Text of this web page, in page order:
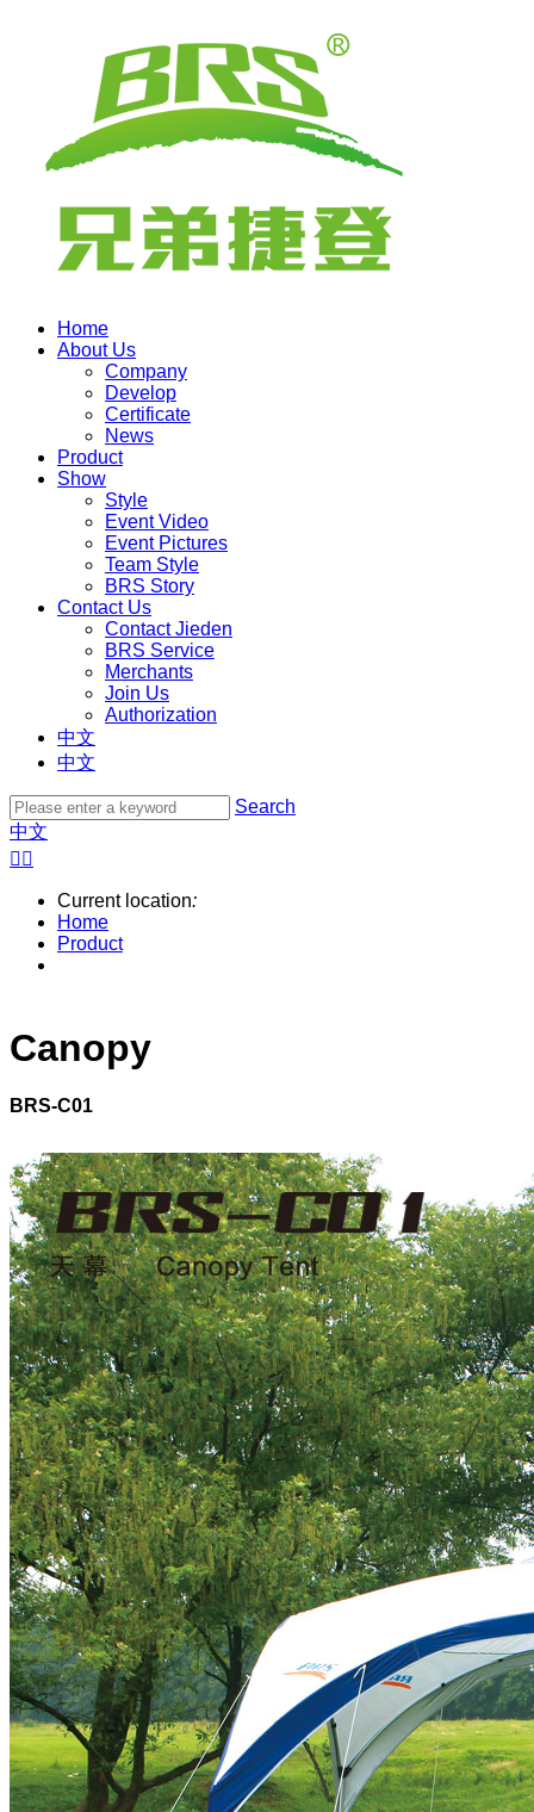
Home
About Us
Company
Develop
Certificate
News
Product
Show
Style
Event Video
Event Pictures
Team Style
BRS Story
Contact Us
Contact Jieden
BRS Service
Merchants
Join Us
Authorization
中文
中文
Search
中文
 
Current location:
Home
Product
Canopy
BRS-C01